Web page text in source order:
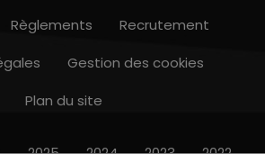
Règlements
Recrutement
Gestion des cookies
Plan du site